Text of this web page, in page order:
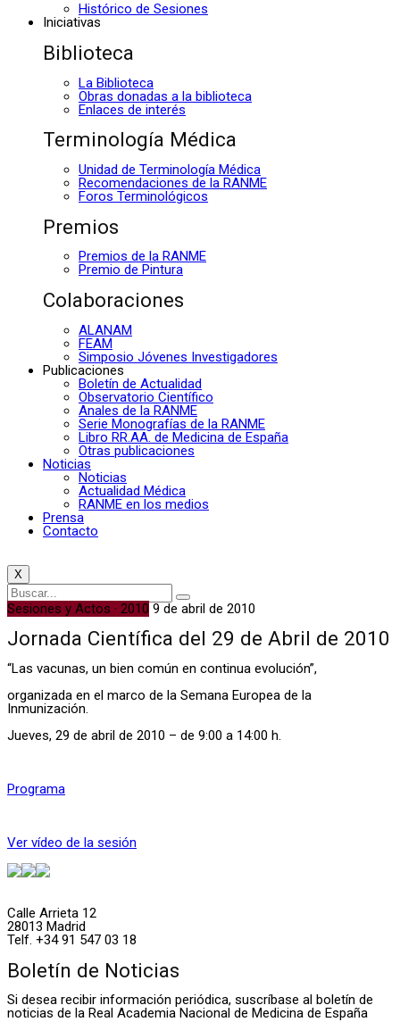
Histórico de Sesiones
Iniciativas
Biblioteca
La Biblioteca
Obras donadas a la biblioteca
Enlaces de interés
Terminología Médica
Unidad de Terminología Médica
Recomendaciones de la RANME
Foros Terminológicos
Premios
Premios de la RANME
Premio de Pintura
Colaboraciones
ALANAM
FEAM
Simposio Jóvenes Investigadores
Publicaciones
Boletín de Actualidad
Observatorio Científico
Anales de la RANME
Serie Monografías de la RANME
Libro RR.AA. de Medicina de España
Otras publicaciones
Noticias
Noticias
Actualidad Médica
RANME en los medios
Prensa
Contacto
X
Sesiones y Actos · 2010 9 de abril de 2010
Jornada Científica del 29 de Abril de 2010
“Las vacunas, un bien común en continua evolución”,
organizada en el marco de la Semana Europea de la
Inmunización.
Jueves, 29 de abril de 2010 – de 9:00 a 14:00 h.
Programa
Ver vídeo de la sesión
Calle Arrieta 12
28013 Madrid
Telf. +34 91 547 03 18
Boletín de Noticias
Si desea recibir información periódica, suscríbase al boletín de
noticias de la Real Academia Nacional de Medicina de España